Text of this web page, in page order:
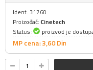
Ident: 31760
Proizođač: Cinetech
Status:
proizvod je
MP cena: 3,60Din